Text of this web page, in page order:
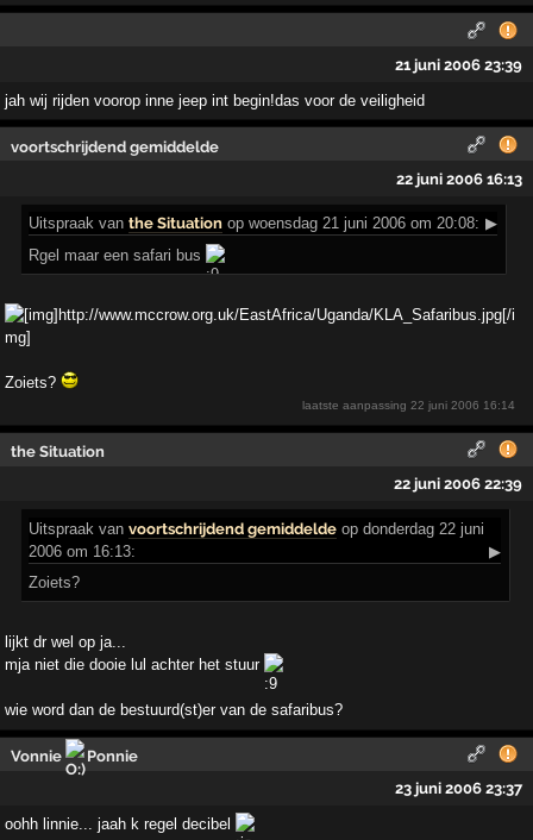
21 juni 2006 23:39
jah wij rijden voorop inne jeep int begin!das voor de veiligheid
voortschrijdend gemiddelde
22 juni 2006 16:13
Uitspraak vanthe Situation op woensdag 21 juni 2006 om 20:08: ▶
Rgel maar een safari bus
Zoiets?
laatste aanpassing22 juni 2006 16:14
the Situation
22 juni 2006 22:39
Uitspraak vanvoortschrijdend gemiddelde op donderdag 22 juni
2006 om 16:13:
▶
Zoiets?
lijkt dr wel op ja...
mja niet die dooie lul achter het stuur
wie word dan de bestuurd(st)er van de safaribus?
Vonnie
Ponnie
23 juni 2006 23:37
oohh linnie... jaah k regel decibel